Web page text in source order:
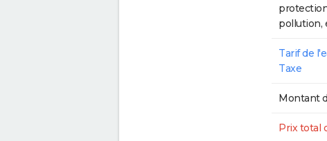
pollution,
Tarif de
Taxe
Montant
Prix total